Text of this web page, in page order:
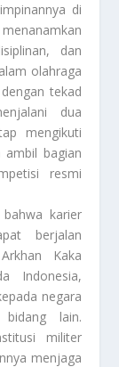
di
dan
olahraga
tekad
dua
mengikuti
ambil bagian
resmi
karier
berjalan
Kaka
Indonesia,
negara
lain.
militer
menjaga